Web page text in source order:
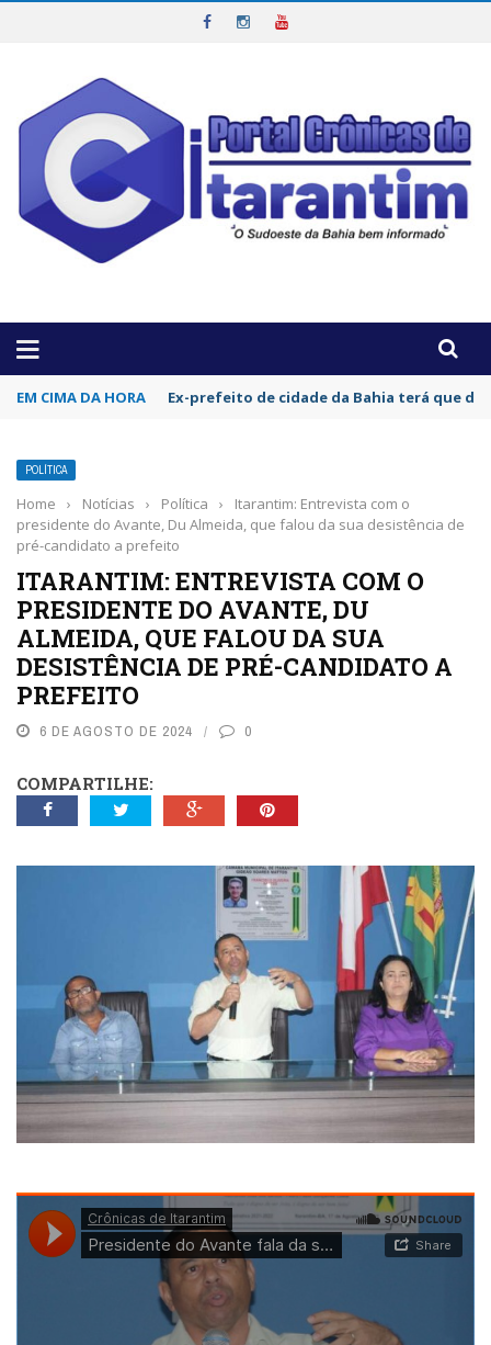
EM CIMA DA HORA Apoiado pelo empresário Joelan, Carlos
POLÍTICA
Home › Notícias › Política ›
Itarantim: Entrevista com o
presidente do Avante, Du Almeida, que falou da sua desistência de
pré-candidato a prefeito
ITARANTIM: ENTREVISTA COM O
PRESIDENTE DO AVANTE, DU
ALMEIDA, QUE FALOU DA SUA
DESISTÊNCIA DE PRÉ-CANDIDATO A
PREFEITO
6 DE AGOSTO DE 2024 0
COMPARTILHE: